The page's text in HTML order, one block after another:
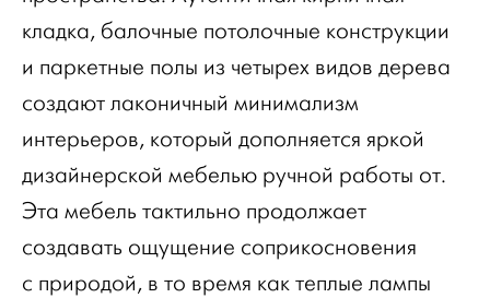
кладка, балочные потолочные конструкции
и паркетные полы из четырех видов дерева
создают лаконичный минимализм
интерьеров, который дополняется яркой
дизайнерской мебелью ручной работы от.
Эта мебель тактильно продолжает
создавать ощущение соприкосновения
с природой, в то время как теплые лампы